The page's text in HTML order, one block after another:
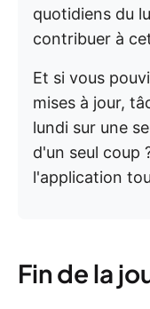
quotidiens du
contribuer à
Et si vous
mises à jour,
lundi sur une
d'un seul coup
l'application
Fin de la